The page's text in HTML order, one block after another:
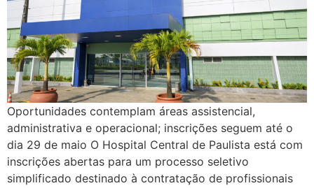
Oportunidades contemplam áreas assistencial,
administrativa e operacional; inscrições seguem até o
dia 29 de maio O Hospital Central de Paulista está com
inscrições abertas para um processo seletivo
simplificado destinado à contratação de profissionais